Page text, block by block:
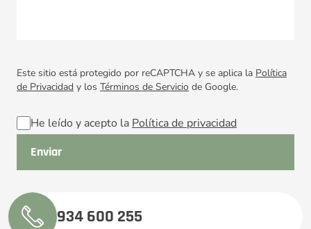
Este sitio está protegido por reCAPTCHA y se aplica la Política
de Privacidad y los Términos de Servicio de Google.
He leído y acepto la Política de privacidad
934 600 255